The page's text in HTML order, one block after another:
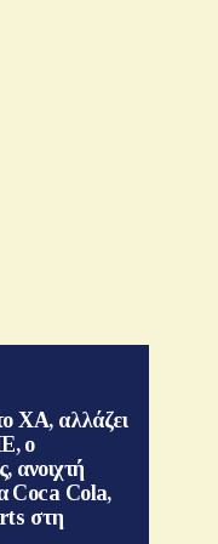
ΧΑ, αλλάζει
ο
ανοιχτή
Coca Cola,
στη